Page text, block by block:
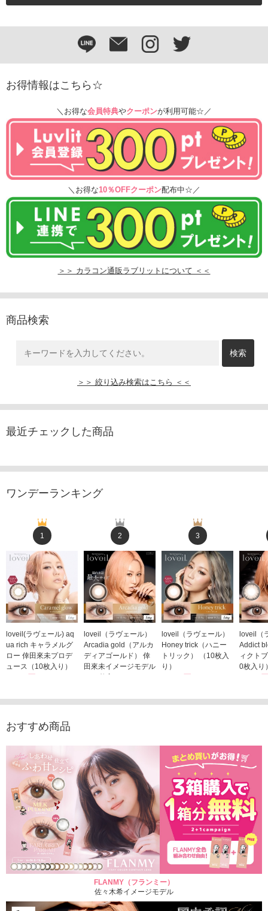
お得情報はこちら☆
＼お得な会員特典やクーポンが利用可能☆／
＼お得な10％OFFクーポン配布中☆／
＞＞ カラコン通販ラブリットについて ＜＜
商品検索
＞＞ 絞り込み検索はこちら ＜＜
最近チェックした商品
ワンデーランキング
1
loveil(ラヴェール) aq
ua rich キャラメルグ
ロー 倖田來未プロデ
ュース（10枚入り）
2
loveil（ラヴェール）
Arcadia gold（アルカ
ディアゴールド） 倖
田來未イメージモデル
3
loveil（ラヴェール）
Honey trick（ハニー
トリック） （10枚入
り）
loveil（
Addict
ィクト
0枚入り
おすすめ商品
FLANMY（フランミー）
佐々木希イメージモデル